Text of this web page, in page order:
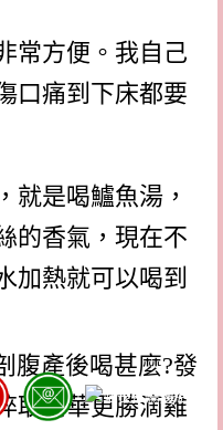
常方便。 我自己
口痛到下床都要
就是喝鱸魚湯，
的香氣，現在不
加熱就可以喝到